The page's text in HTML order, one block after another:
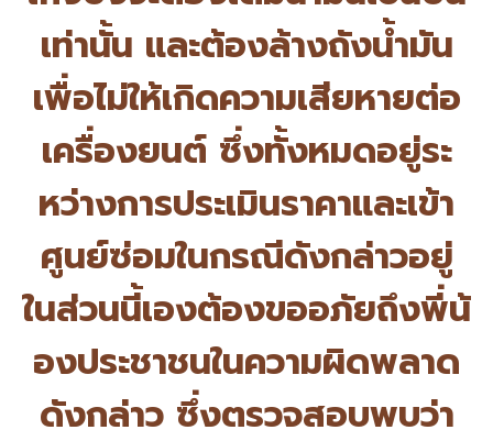
เท่านั้น และต้องล้างถังน้ำมัน
เพื่อไม่ให้เกิดความเสียหายต่อ
เครื่องยนต์ ซึ่งทั้งหมดอยู่ระ
หว่างการประเมินราคาและเข้า
ศูนย์ซ่อมในกรณีดังกล่าวอยู่
ในส่วนนี้เองต้องขออภัยถึงพี่น้
องประชาชนในความผิดพลาด
ดังกล่าว ซึ่งตรวจสอบพบว่า